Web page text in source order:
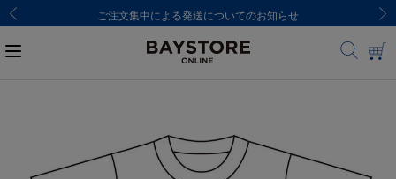
ご注文集中による発送についてのお知らせ